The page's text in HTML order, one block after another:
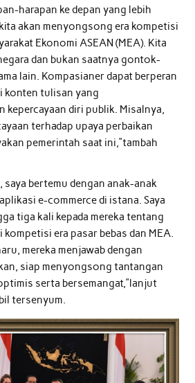
harapan ke depan yang lebih
akan menyongsong era kompetisi
Ekonomi ASEAN (MEA). Kita
dan bukan saatnya gontok-
lain. Kompasianer dapat berperan
konten tulisan yang
kepercayaan diri publik. Misalnya,
terhadap upaya perbaikan
pemerintah saat ini,”tambah
saya bertemu dengan anak-anak
e-commerce di istana. Saya
tiga kali kepada mereka tentang
kompetisi era pasar bebas dan MEA.
mereka menjawab dengan
siap menyongsong tantangan
serta bersemangat,”lanjut
tersenyum.